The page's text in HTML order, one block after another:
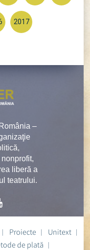
2017
–
liberă a
teatrului.
Proiecte
Unitext
de plată